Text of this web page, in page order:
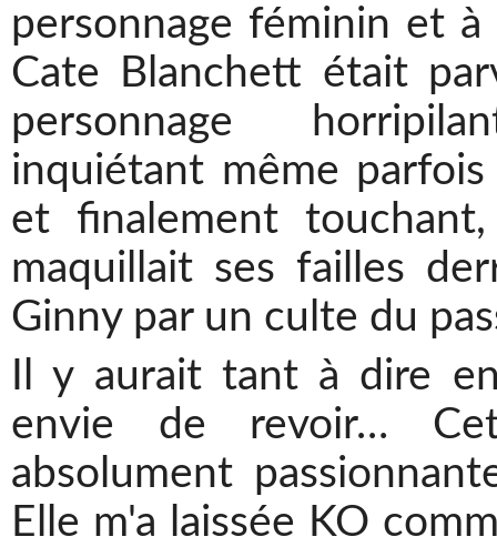
personnage féminin et
Cate Blanchett était
personnage
inquiétant même
et finalement touchant,
maquillait ses failles
Ginny par un culte du
Il y aurait tant à dire
envie de revoir…
absolument
Elle m'a laissée KO